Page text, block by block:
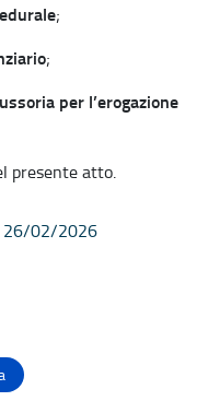
;
;
per l’erogazione
presente atto.
26/02/2026